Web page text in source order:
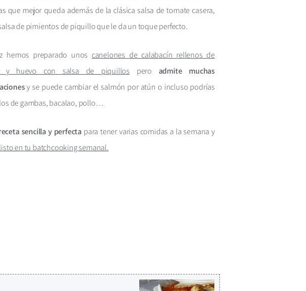
que mejor queda además de la clásica salsa de tomate casera,
de pimientos de piquillo que le da un toque perfecto.
hemos preparado unos canelones de calabacín rellenos de
y huevo con salsa de piquillos pero admite muchas
y se puede cambiar el salmón por atún o incluso podrías
de gambas, bacalao, pollo…
sencilla y perfecta para tener varias comidas a la semana y
en tu batchcooking semanal.